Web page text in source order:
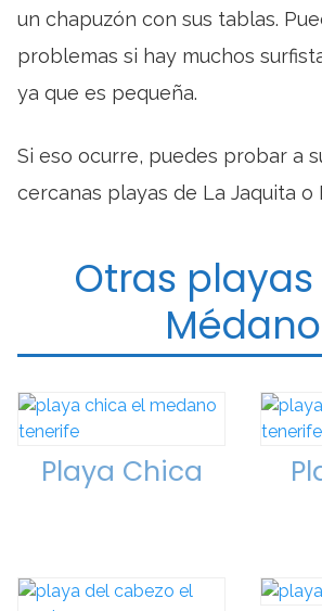
un chapuzón con sus tablas.
problemas si hay muchos
ya que es pequeña.
Si eso ocurre, puedes probar a
cercanas playas de La Jaquita o
Otras playas
Médano
Playa Chica